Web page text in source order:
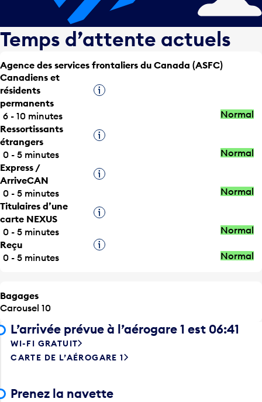
Temps d’attente actuels
Agence des services frontaliers du Canada (ASFC)
Canadiens et
résidents
permanents
Infobulle
6 - 10 minutes
Normal
Ressortissants
étrangers
Infobulle
0 - 5 minutes
Normal
Express /
ArriveCAN
Infobulle
0 - 5 minutes
Normal
Titulaires d’une
carte NEXUS
Infobulle
0 - 5 minutes
Normal
Reçu
Infobulle
0 - 5 minutes
Normal
Bagages
Carousel 10
L’arrivée prévue à l’aérogare 1 est 06:41
WI-FI GRATUIT
CARTE DE L’AÉROGARE 1
Prenez la navette